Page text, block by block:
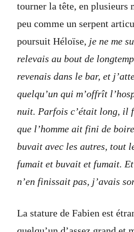
tourner la tête, en plusieurs
peu comme un serpent
poursuit Héloïse, je ne me
relevais au bout de
revenais dans le bar, et
quelqu’un qui m’offrît
nuit. Parfois c’était long, il
que l’homme ait fini de
buvait avec les autres, tout
fumait et buvait et fumait.
n’en finissait pas, j’avais
La stature de Fabien est